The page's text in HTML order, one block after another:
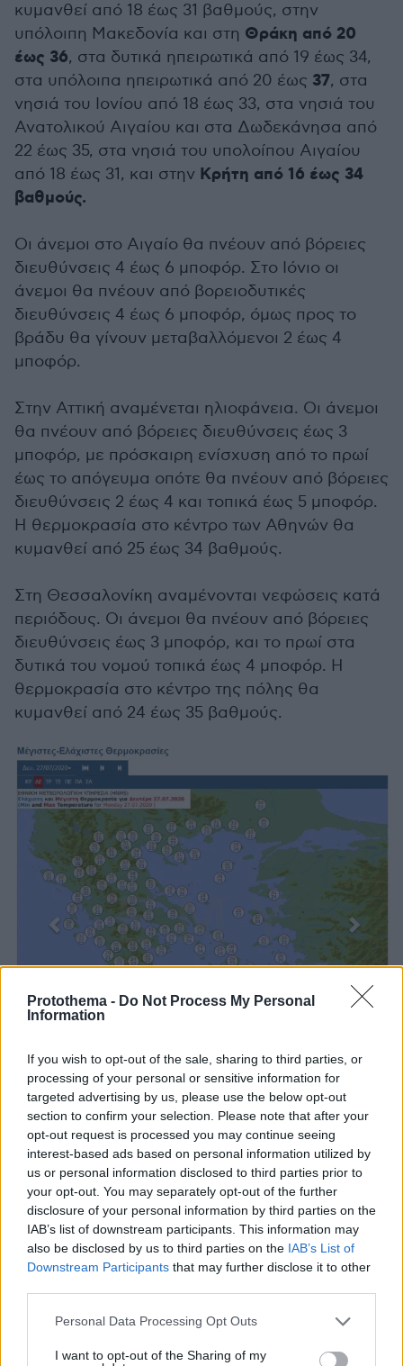
Protothema - Do Not Process My Personal
Information
If you wish to opt-out of the sale, sharing to third parties, or
processing of your personal or sensitive information for
targeted advertising by us, please use the below opt-out
section to confirm your selection. Please note that after your
opt-out request is processed you may continue seeing
interest-based ads based on personal information utilized by
us or personal information disclosed to third parties prior to
your opt-out. You may separately opt-out of the further
disclosure of your personal information by third parties on the
IAB’s list of downstream participants. This information may
also be disclosed by us to third parties on the IAB’s List of
Downstream Participants that may further disclose it to other
Please note that this website/app uses one or more Google
not limited to your visit or usage behaviour. You may click to
Personal Data Processing Opt Outs
I want to opt-out of the Sharing of my
κυμανθεί από 18 έως 31 βαθμούς, στην
υπόλοιπη Μακεδονία και στη Θράκη από 20
έως 36, στα δυτικά ηπειρωτικά από 19 έως 34,
στα υπόλοιπα ηπειρωτικά από 20 έως 37, στα
νησιά του Ιονίου από 18 έως 33, στα νησιά του
Ανατολικού Αιγαίου και στα Δωδεκάνησα από
22 έως 35, στα νησιά του υπολοίπου Αιγαίου
από 18 έως 31, και στην Κρήτη από 16 έως 34
βαθμούς.
Οι άνεμοι στο Αιγαίο θα πνέουν από βόρειες
διευθύνσεις 4 έως 6 μποφόρ. Στο Ιόνιο οι
άνεμοι θα πνέουν από βορειοδυτικές
διευθύνσεις 4 έως 6 μποφόρ, όμως προς το
βράδυ θα γίνουν μεταβαλλόμενοι 2 έως 4
μποφόρ.
Στην Αττική αναμένεται ηλιοφάνεια. Οι άνεμοι
θα πνέουν από βόρειες διευθύνσεις έως 3
μποφόρ, με πρόσκαιρη ενίσχυση από το πρωί
έως το απόγευμα οπότε θα πνέουν από βόρειες
διευθύνσεις 2 έως 4 και τοπικά έως 5 μποφόρ.
Η θερμοκρασία στο κέντρο των Αθηνών θα
κυμανθεί από 25 έως 34 βαθμούς.
Στη Θεσσαλονίκη αναμένονται νεφώσεις κατά
περιόδους. Οι άνεμοι θα πνέουν από βόρειες
διευθύνσεις έως 3 μποφόρ, και το πρωί στα
δυτικά του νομού τοπικά έως 4 μποφόρ. Η
θερμοκρασία στο κέντρο της πόλης θα
κυμανθεί από 24 έως 35 βαθμούς.
ΓΕΝΙΚΑ ΧΑΡΑΚΤΗΡΙΣΤΙΚΑ -
ΠΡΟΕΙΔΟΠΟΙΗΣΕΙΣ
Γενικά αίθριος καιρός. Τις μεσημβρινές και
απογευματινές ώρες στα ηπειρωτικά θα
αναπτυχθούν νεφώσεις και θα εκδηλωθούν
τοπικοί όμβροι στη Μακεδονία και πιθανώς στα
ορεινά της Θράκης και της Θεσσαλίας.
Οι άνεμοι θα πνέουν από βόρειες διευθύνσεις
3 με 5 και πρόσκαιρα στο Ιόνιο και βαθμιαία
στο Αιγαίο 6 μποφόρ.